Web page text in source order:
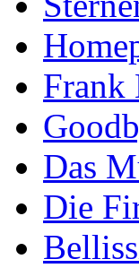
Frank
Das
Die